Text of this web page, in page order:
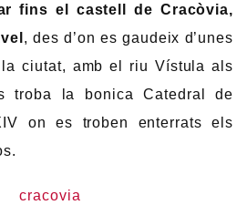
fins el castell de Cracòvia,
, des d’on es gaudeix d’unes
ciutat, amb el riu Vístula als
troba la bonica Catedral de
on es troben enterrats els